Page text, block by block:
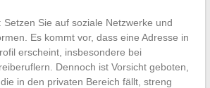
Setzen Sie auf soziale Netzwerke und
Es kommt vor, dass eine Adresse in
erscheint, insbesondere bei
Dennoch ist Vorsicht geboten,
in den privaten Bereich fällt, streng